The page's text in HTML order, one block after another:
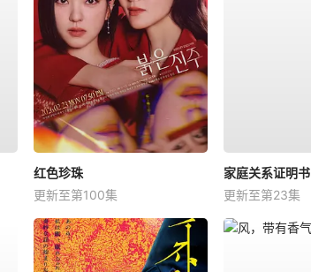
红色珍珠
更新至第100集
家庭关系证明书
更新至第23集